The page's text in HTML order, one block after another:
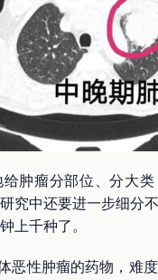
肿瘤分部位、分大
究中还要进一步细分
上千种了。
恶性肿瘤的药物，难